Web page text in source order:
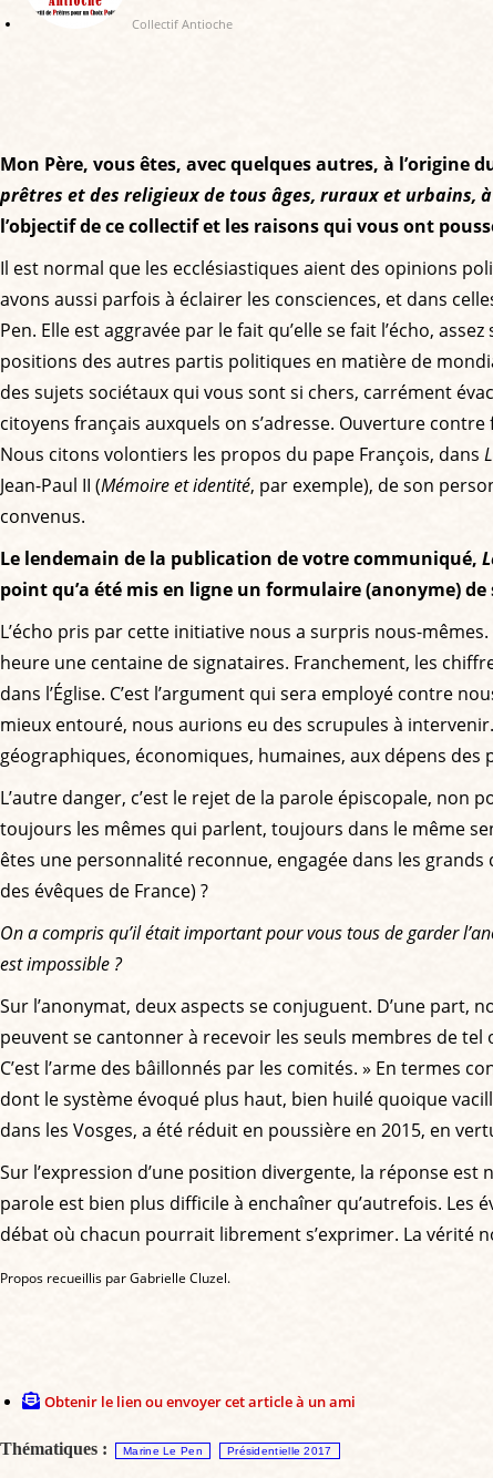
Collectif Antioche
Mon Père, vous êtes, avec quelques autres, à
prêtres et des religieux de tous âges, ruraux et
l’objectif de ce collectif et les raisons qui vous ont
Il est normal que les ecclésiastiques aient des opinions
avons aussi parfois à éclairer les consciences, et dans
Pen. Elle est aggravée par le fait qu’elle se fait l’écho,
positions des autres partis politiques en matière de
des sujets sociétaux qui vous sont si chers, carrément
citoyens français auxquels on s’adresse. Ouverture
Nous citons volontiers les propos du pape François, dans
Jean-Paul II (Mémoire et identité, par exemple), de son
convenus.
Le lendemain de la publication de votre communiqué,
point qu’a été mis en ligne un formulaire (anonyme)
L’écho pris par cette initiative nous a surpris nous-
heure une centaine de signataires. Franchement, les
dans l’Église. C’est l’argument qui sera employé contre
mieux entouré, nous aurions eu des scrupules à
géographiques, économiques, humaines, aux dépens
L’autre danger, c’est le rejet de la parole épiscopale,
toujours les mêmes qui parlent, toujours dans le même
êtes une personnalité reconnue, engagée dans les
des évêques de France) ?
On a compris qu’il était important pour vous tous de garder
est impossible ?
Sur l’anonymat, deux aspects se conjuguent. D’une part,
peuvent se cantonner à recevoir les seuls membres de
C’est l’arme des bâillonnés par les comités. » En termes
dont le système évoqué plus haut, bien huilé quoique
dans les Vosges, a été réduit en poussière en 2015, en
Sur l’expression d’une position divergente, la réponse
parole est bien plus difficile à enchaîner qu’autrefois.
débat où chacun pourrait librement s’exprimer. La vérité
Propos recueillis par Gabrielle Cluzel.
Obtenir le lien ou envoyer cet article à un ami
Thématiques : Marine Le Pen Présidentielle 2017